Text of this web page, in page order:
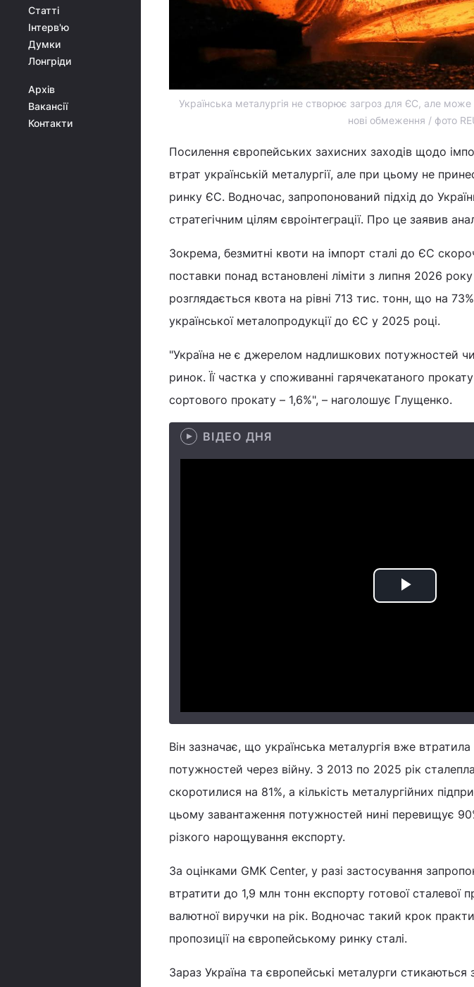
Статті
Інтерв'ю
Думки
Лонгріди
Архів
Вакансії
Контакти
Українська металургія не створює загроз для ЄС, але
нові обмеження / фото
Посилення європейських захисних заходів щодо
втрат українській металургії, але при цьому не
ринку ЄС. Водночас, запропонований підхід до України
стратегічним цілям євроінтеграції. Про це заявив
Зокрема, безмитні квоти на імпорт сталі до ЄС
поставки понад встановлені ліміти з липня 2026
розглядається квота на рівні 713 тис. тонн, що на
української металопродукції до ЄС у 2025 році.
"Україна не є джерелом надлишкових потужностей
ринок. Її частка у споживанні гарячекатаного
сортового прокату – 1,6%", – наголошує Глущенко.
ВІДЕО ДНЯ
Play
Він зазначає, що українська металургія вже
потужностей через війну. З 2013 по 2025 рік
скоротилися на 81%, а кількість металургійних
цьому завантаження потужностей нині перевищує
різкого нарощування експорту.
За оцінками GMK Center, у разі застосування
втратити до 1,9 млн тонн експорту готової сталевої
валютної виручки на рік. Водночас такий крок
пропозиції на європейському ринку сталі.
Зараз Україна та європейські металурги